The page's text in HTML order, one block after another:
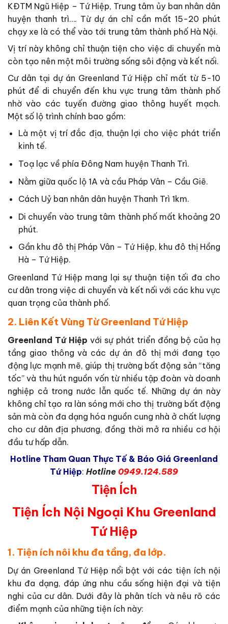
KĐTM Ngũ Hiệp – Tứ Hiệp, Trung tâm ủy ban nhân dân
huyện thanh trì…. Từ dự án chỉ cần mất 15-20 phút
chạy xe là có thể vào tới trung tâm thành phố Hà Nội.
Vị trí này không chỉ thuận tiện cho việc di chuyển mà
còn tạo nên một môi trường sống sôi động và kết nối.
Cư dân tại dự án Greenland Tứ Hiệp chỉ mất từ 5-10
phút để di chuyển đến khu vực trung tâm thành phố
nhờ vào các tuyến đường giao thông huyết mạch.
Một số lộ trình chính bao gồm:
Là một vị trí đắc địa, thuận lợi cho việc phát triển
kinh tế.
Toạ lạc về phía Đông Nam huyện Thanh Trì.
Nằm giữa quốc lộ 1A và cầu Pháp Vân – Cầu Giẽ.
Cách Uỷ ban nhân dân huyện Thanh Trì 1km.
Di chuyển vào trung tâm thành phố mất khoảng 20
phút.
Gần khu đô thị Pháp Vân – Tứ Hiệp, khu đô thị Hồng
Hà – Tứ Hiệp.
Greenland Tứ Hiệp mang lại sự thuận tiện tối đa cho
cư dân trong việc di chuyển và kết nối với các khu vực
quan trọng của thành phố.
2. Liên Kết Vùng Từ Greenland Tứ Hiệp
Greenland Tứ Hiệp với sự phát triển đồng bộ của hạ
tầng giao thông và các dự án đô thị mới đang tạo
động lực mạnh mẽ, giúp thị trường bất động sản “tăng
tốc” và thu hút nguồn vốn từ nhiều tập đoàn và doanh
nghiệp cả trong nước lẫn quốc tế. Những dự án này
không chỉ tạo ra làn sóng mới cho thị trường bất động
sản mà còn đa dạng hóa nguồn cung nhà ở chất lượng
cho cư dân địa phương, đồng thời mở ra nhiều cơ hội
đầu tư hấp dẫn.
Hotline Tham Quan Thực Tế & Báo Giá Greenland
Tứ Hiệp: Hotline 0949.124.589
Tiện Ích
Tiện Ích Nội Ngoại Khu Greenland
Tứ Hiệp
1. Tiện ích nôi khu đa tầng, đa lớp.
Dự án Greenland Tứ Hiệp nổi bật với các tiện ích nội
khu đa dạng, đáp ứng nhu cầu sống hiện đại và tiện
nghi của cư dân. Dưới đây là phân tích và nêu rõ các
điểm mạnh của những tiện ích này: